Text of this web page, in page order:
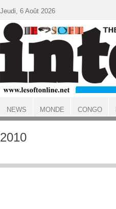
ACCUEIL
2010
Jeudi, 6 Août 2026
NEWS MONDE CONGO